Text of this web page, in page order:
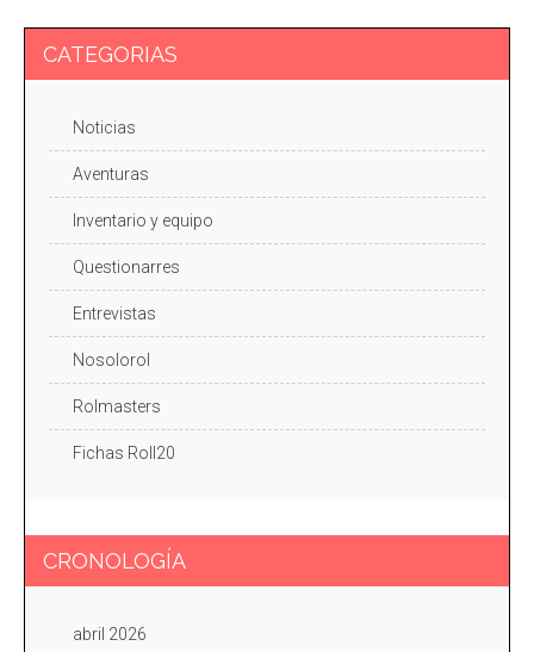
CATEGORIAS
Noticias
Aventuras
Inventario y equipo
Questionarres
Entrevistas
Nosolorol
Rolmasters
Fichas Roll20
CRONOLOGÍA
abril 2026